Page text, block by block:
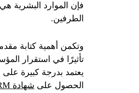
فإن الموارد البشرية
الطرفين.
وتكمن أهمية كتابة
تأثيرًا في استقرار
يعتمد بدرجة كبيرة
الحصول على شهادة SHRM في السعودية